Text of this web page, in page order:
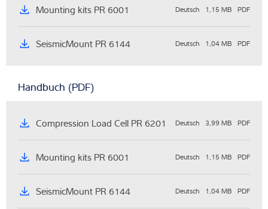
Mounting kits PR 6001 Deutsch 1,15 MB PDF
SeismicMount PR 6144 Deutsch 1,04 MB PDF
Handbuch (PDF)
Compression Load Cell PR 6201 Deutsch 3,99 MB PDF
Mounting kits PR 6001 Deutsch 1,15 MB PDF
SeismicMount PR 6144 Deutsch 1,04 MB PDF